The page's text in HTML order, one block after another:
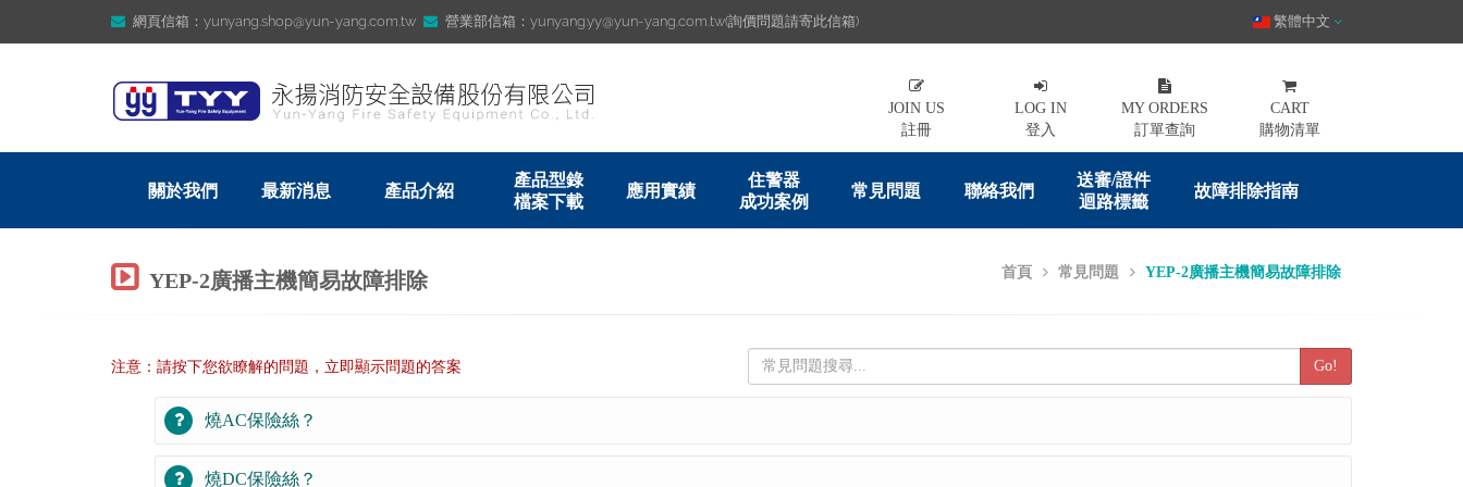
網頁信箱：yunyang.shop@yun-yang.com.tw 營業部信箱：yunyang.yy@yun-yang.com.tw(詢價問題請寄此信箱) 繁體中文
JOIN US
註冊
LOG IN
登入
MY ORDERS
訂單查詢
CART
購物清單
關於我們 最新消息 產品介紹
產品型錄
檔案下載
應用實績
住警器
成功案例
常見問題 聯絡我們
送審/證件
迴路標籤
故障排除指南
首頁 常見問題 YEP-2廣播主機簡易故障排除
YEP-2廣播主機簡易故障排除
注意：請按下您欲瞭解的問題，立即顯示問題的答案 Go!
燒AC保險絲？
燒DC保險絲？